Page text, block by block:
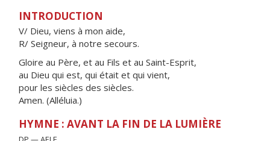
INTRODUCTION
V/ Dieu, viens à mon aide,
R/ Seigneur, à notre secours.
Gloire au Père, et au Fils et au Saint-Esprit,
au Dieu qui est, qui était et qui vient,
pour les siècles des siècles.
Amen. (Alléluia.)
HYMNE : AVANT LA FIN DE LA LUMIÈRE